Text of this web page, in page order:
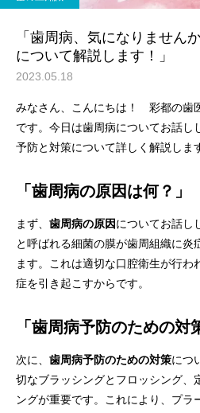
し歯・歯並び・学校歯科健
「歯周病、気になりません
について解説します！」
2023.05.18
みなさん、こんにちは！ 彩都の歯
です。今日は歯周病についてお話し
予防と対策について詳しく解説しま
「歯周病の原因は何？」
まず、 歯周病の原因 についてお話し
と呼ばれる細菌の膜が歯周組織に炎
ます。これは適切な口腔衛生が行わ
症を引き起こすからです。
「歯周病予防のための対
次に、 歯周病予防のための対策につ
切なブラッシングとフロッシング、
ングが重要です。これにより、プラ